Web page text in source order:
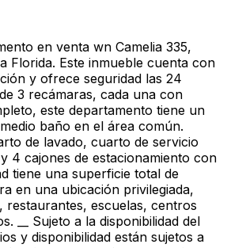
en venta wn Camelia 335,
Florida. Este inmueble cuenta con
y ofrece seguridad las 24
3 recámaras, cada una con
este departamento tiene un
baño en el área común.
de lavado, cuarto de servicio
4 cajones de estacionamiento con
tiene una superficie total de
en una ubicación privilegiada,
restaurantes, escuelas, centros
__ Sujeto a la disponibilidad del
y disponibilidad están sujetos a